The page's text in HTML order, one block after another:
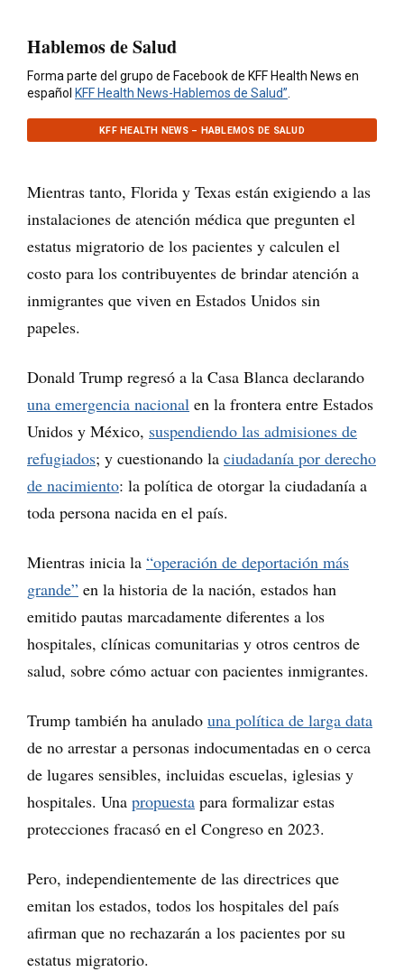
Hablemos de Salud
Forma parte del grupo de Facebook de KFF Health News en
español KFF Health News-Hablemos de Salud”.
KFF HEALTH NEWS – HABLEMOS DE SALUD
Mientras tanto, Florida y Texas están exigiendo a las
instalaciones de atención médica que pregunten el
estatus migratorio de los pacientes y calculen el
costo para los contribuyentes de brindar atención a
inmigrantes que viven en Estados Unidos sin
papeles.
Donald Trump regresó a la Casa Blanca declarando
una emergencia nacional en la frontera entre Estados
Unidos y México, suspendiendo las admisiones de
refugiados; y cuestionando la ciudadanía por derecho
de nacimiento: la política de otorgar la ciudadanía a
toda persona nacida en el país.
Mientras inicia la “operación de deportación más
grande” en la historia de la nación, estados han
emitido pautas marcadamente diferentes a los
hospitales, clínicas comunitarias y otros centros de
salud, sobre cómo actuar con pacientes inmigrantes.
Trump también ha anulado una política de larga data
de no arrestar a personas indocumentadas en o cerca
de lugares sensibles, incluidas escuelas, iglesias y
hospitales. Una propuesta para formalizar estas
protecciones fracasó en el Congreso en 2023.
Pero, independientemente de las directrices que
emitan los estados, todos los hospitales del país
afirman que no rechazarán a los pacientes por su
estatus migratorio.